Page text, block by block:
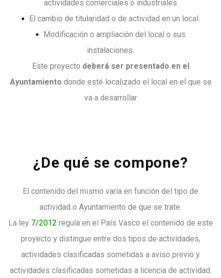
actividades comerciales o industriales
El cambio de titularidad o de actividad en un local.
Modificación o ampliación del local o sus
instalaciones.
Este proyecto deberá ser presentado en el
Ayuntamiento donde esté localizado el local en el que se
va a desarrollar
¿De qué se compone?
El contenido del mismo varía en función del tipo de
actividad o Ayuntamiento de que se trate.
La ley 7/2012 regula en el País Vasco el contenido de este
proyecto y distingue entre dos tipos de actividades,
actividades clasificadas sometidas a aviso previo y
actividades clasificadas sometidas a licencia de actividad.